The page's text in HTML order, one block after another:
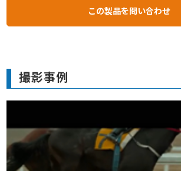
この製品を問い合わせ
撮影事例